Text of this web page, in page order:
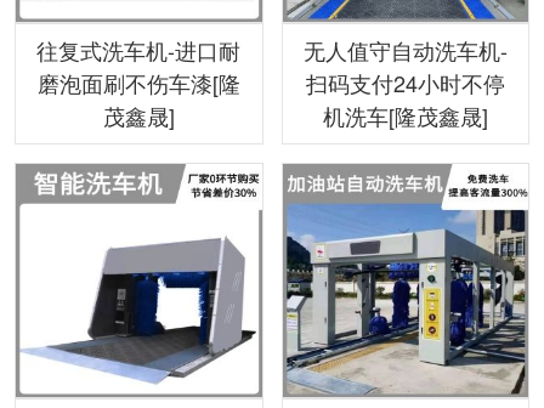
往复式洗车机-进口耐
磨泡面刷不伤车漆[隆
茂鑫晟]
无人值守自动洗车机-
扫码支付24小时不停
机洗车[隆茂鑫晟]